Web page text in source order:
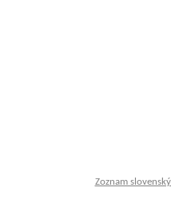
Zoznam